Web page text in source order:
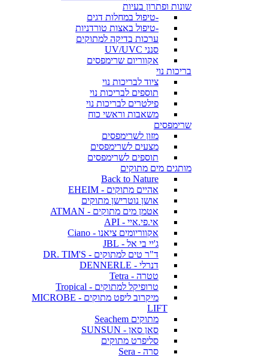
שונות ופתרון בעיות
-טיפול במחלות דגים
-טיפול באצות טורדניות
ערכות בדיקה למתוקים
סנני UV/UVC
אקווריום שרימפסים
בריכות נוי
ציוד לבריכות נוי
תוספים לבריכות נוי
פילטרים לבריכות נוי
משאבות וראשי כוח
שרימפסים
מזון לשרימפסים
מצעים לשרימפסים
תוספים לשרימפסים
מותגים מים מתוקים
Back to Nature
אהיים מתוקים - EHEIM
אושן נוטרישן מתוקים
אטמן מים מתוקים - ATMAN
אי.פי.איי - API
אקווריומים ציאנו - Ciano
ג'יי בי אל - JBL
ד"ר טים למתוקים - DR. TIM'S
דנרלי - DENNERLE
טטרה - Tetra
טרופיקל למתוקים - Tropical
מיקרוב ליפט מתוקים - MICROBE
LIFT
מתוקים Seachem
סאן סאן - SUNSUN
סליפרט מתוקים
סרה - Sera